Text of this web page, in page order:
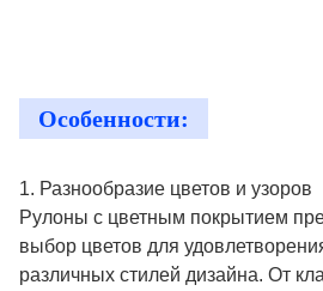
Особенности:
1. Разнообразие цветов и узоров
Рулоны с цветным покрытием
выбор цветов для
различных стилей дизайна. От